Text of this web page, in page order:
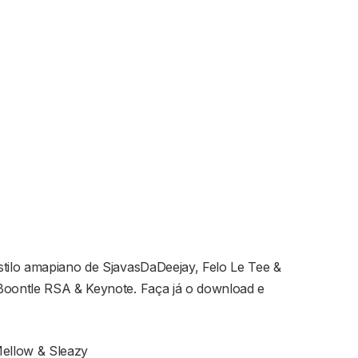
amapiano de SjavasDaDeejay, Felo Le Tee &
RSA & Keynote. Faça já o download e
& Sleazy